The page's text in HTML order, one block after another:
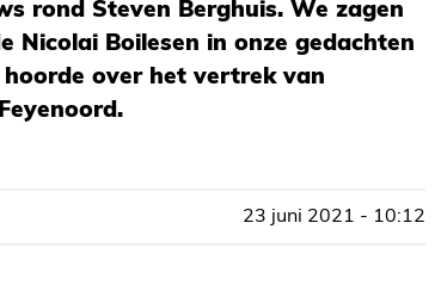
rond Steven Berghuis. We zagen
Nicolai Boilesen in onze gedachten
over het vertrek van
23 juni 2021 - 10:12